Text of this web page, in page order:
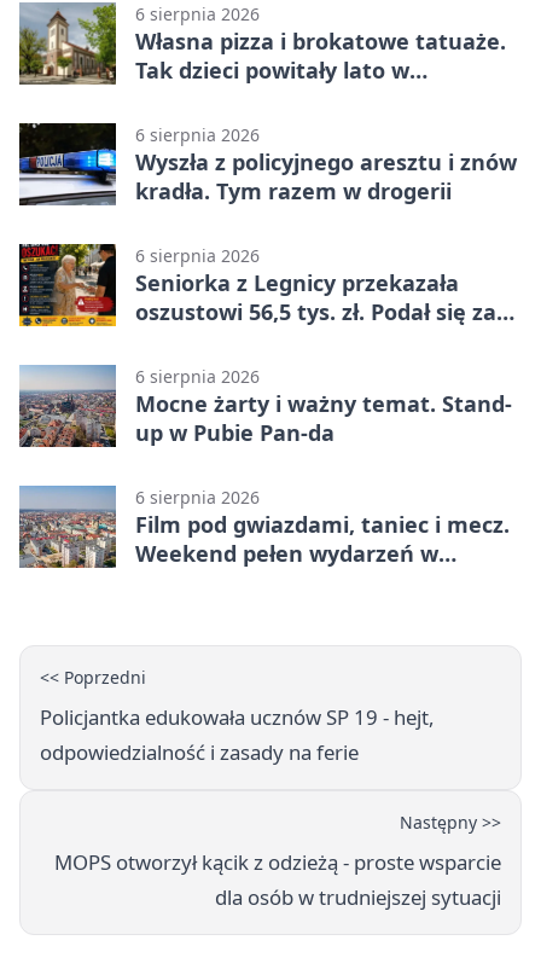
6 sierpnia 2026
Własna pizza i brokatowe tatuaże.
Tak dzieci powitały lato w
6 sierpnia 2026
Wyszła z policyjnego aresztu i znów
kradła. Tym razem w drogerii
6 sierpnia 2026
Seniorka z Legnicy przekazała
oszustowi 56,5 tys. zł. Podał się za
6 sierpnia 2026
Mocne żarty i ważny temat. Stand-
up w Pubie Pan-da
6 sierpnia 2026
Film pod gwiazdami, taniec i mecz.
Weekend pełen wydarzeń w
<< Poprzedni
Policjantka edukowała ucznów SP 19 - hejt,
odpowiedzialność i zasady na ferie
Następny >>
MOPS otworzył kącik z odzieżą - proste wsparcie
dla osób w trudniejszej sytuacji